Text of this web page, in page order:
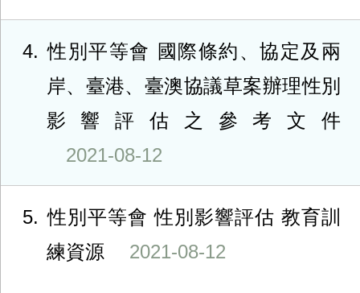
4
性別平等會 國際條約、協定及兩
岸、臺港、臺澳協議草案辦理性別
影響評估之參考文件
2021-08-12
5
性別平等會 性別影響評估 教育訓
練資源
2021-08-12